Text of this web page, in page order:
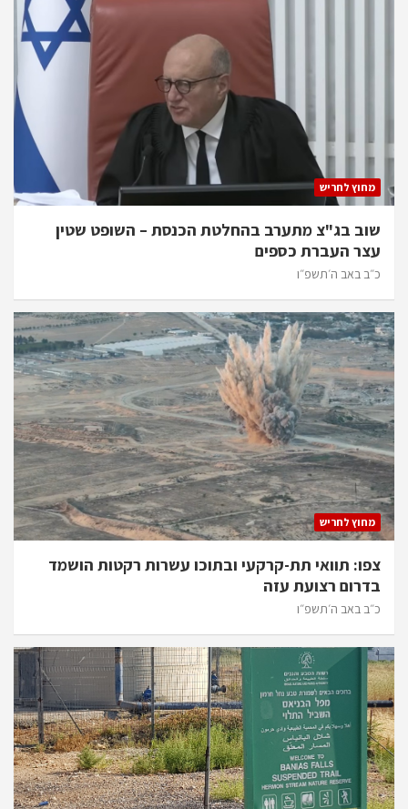
מחוץ לחריש
שוב בג"צ מתערב בהחלטת הכנסת – השופט שטין
עצר העברת כספים
כ״ב באב ה׳תשפ״ו
מחוץ לחריש
צפו: תוואי תת-קרקעי ובתוכו עשרות רקטות הושמד
בדרום רצועת עזה
כ״ב באב ה׳תשפ״ו